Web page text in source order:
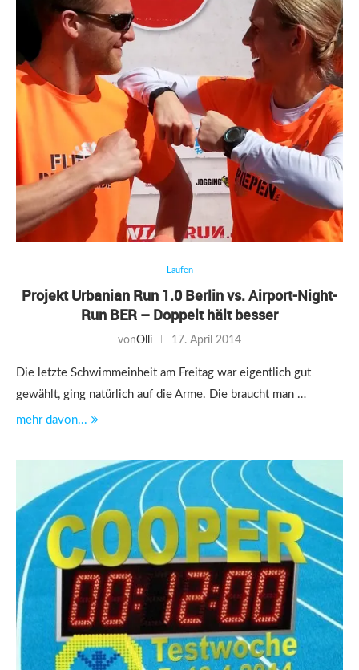
Laufen
Projekt Urbanian Run 1.0 Berlin vs. Airport-Night-
Run BER – Doppelt hält besser
vonOlli 17. April 2014
Die letzte Schwimmeinheit am Freitag war eigentlich gut
gewählt, ging natürlich auf die Arme. Die braucht man …
mehr davon...